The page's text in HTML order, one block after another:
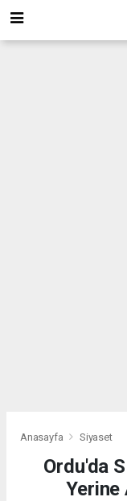
Anasayfa Siyaset
Ordu'da
Yerine